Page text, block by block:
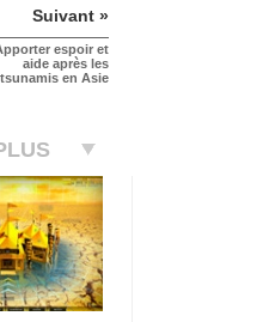
Suivant »
espoir et
aide après les
tsunamis en Asie